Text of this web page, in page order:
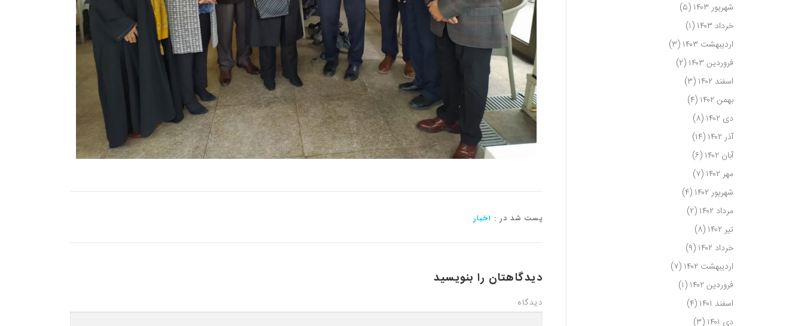
پست شد در : اخبار
دیدگاهتان را بنویسید
دیدگاه
شهریور ۱۴۰۳
(۵)
خرداد ۱۴۰۳
(۱)
اردیبهشت ۱۴۰۳
(۳)
فروردین ۱۴۰۳
(۲)
اسفند ۱۴۰۲
(۳)
بهمن ۱۴۰۲
(۴)
دی ۱۴۰۲
(۸)
آذر ۱۴۰۲
(۱۴)
آبان ۱۴۰۲
(۶)
مهر ۱۴۰۲
(۷)
شهریور ۱۴۰۲
(۴)
مرداد ۱۴۰۲
(۲)
تیر ۱۴۰۲
(۸)
خرداد ۱۴۰۲
(۹)
اردیبهشت ۱۴۰۲
(۷)
فروردین ۱۴۰۲
(۱)
اسفند ۱۴۰۱
(۴)
دی ۱۴۰۱
(۳)